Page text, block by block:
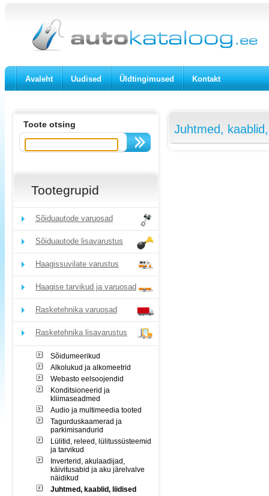
Avaleht Uudised Üldtingimused Kontakt
Toote otsing
Tootegrupid
Sõiduautode varuosad
Sõiduautode lisavarustus
Haagissuvilate varustus
Haagise tarvikud ja varuosad
Rasketehnika varuosad
Rasketehnika lisavarustus
Sõidumeerikud
Alkolukud ja alkomeetrid
Webasto eelsoojendid
Konditsioneerid ja
kliimaseadmed
Audio ja multimeedia tooted
Tagurduskaamerad ja
parkimisandurid
Lülitid, releed, lülitussüsteemid
ja tarvikud
Inverterid, akulaadijad,
käivitusabid ja aku järelvalve
näidikud
Juhtmed, kaablid, liidised
Juhtmed,